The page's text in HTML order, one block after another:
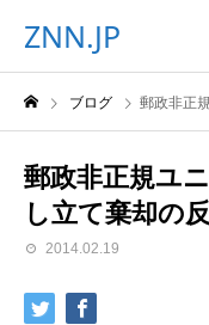
ZNN.JP
ブログ 郵政非正規
郵政非正規ユ
し立て棄却の
2014.02.19